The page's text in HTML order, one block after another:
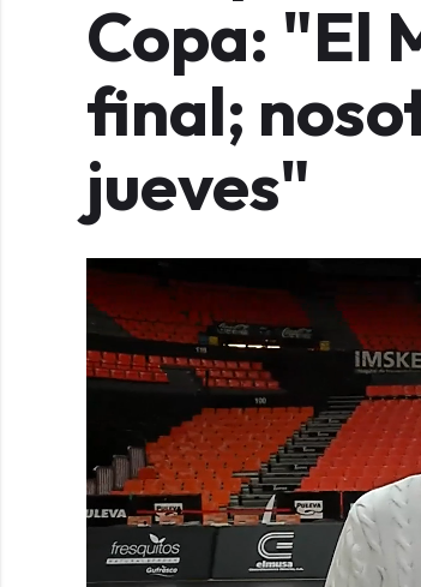
Copa: "El
final;
jueves"